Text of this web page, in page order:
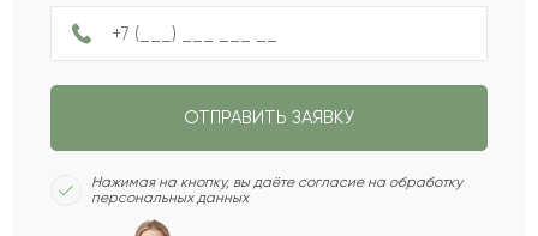
Л Люция
Елбар
ОТПРАВИТЬ ЗАЯВКУ
Нажимая на кнопку, вы даёте согласие на обработку
персональных данных